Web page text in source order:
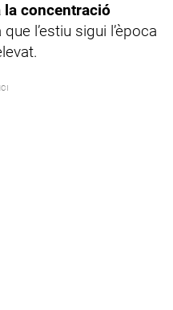
concentració
l’estiu sigui l’època